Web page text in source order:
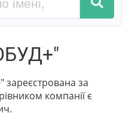
за
компанії є